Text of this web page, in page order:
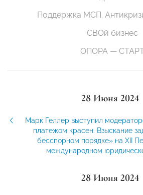
Поддержка МСП.
СВОй бизнес
ОПОРА —
28 Июня 2024
Марк Геллер выступил
платежом красен. Взыскание
бесспорном порядке» на ХII
международном
28 Июня 2024